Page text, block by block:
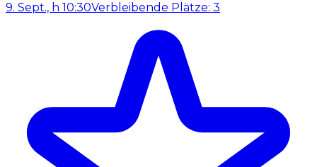
9. Sept., h 10:30Verbleibende Plätze: 3